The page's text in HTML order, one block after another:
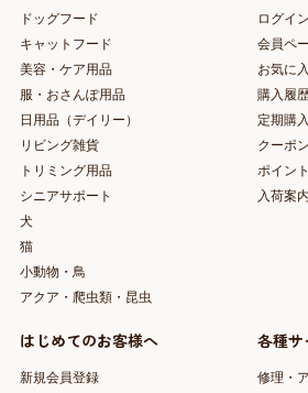
ドッグフード
キャットフード
美容・ケア用品
服・おさんぽ用品
日用品（デイリー）
リビング雑貨
トリミング用品
シニアサポート
犬
猫
小動物・鳥
アクア・爬虫類・昆虫
ログイン
会員ペ
お気に
購入履
定期購
クーポ
ポイン
入荷案
はじめてのお客様へ
新規会員登録
各種サ
修理・